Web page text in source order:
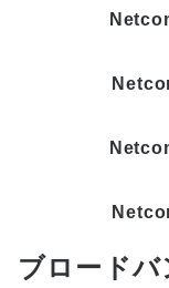
ブロードバ